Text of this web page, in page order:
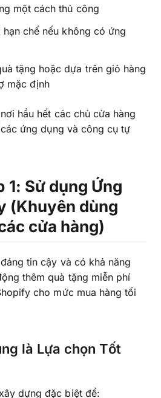
một cách thủ công
chế nếu không có ứng
tặng hoặc dựa trên giỏ hàng
mặc định
hầu hết các chủ cửa hàng
ứng dụng và công cụ tự
1: Sử dụng Ứng
(Khuyên dùng
cửa hàng)
tin cậy và có khả năng
thêm quà tặng miễn phí
cho mức mua hàng tối
là Lựa chọn Tốt
dựng đặc biệt để: